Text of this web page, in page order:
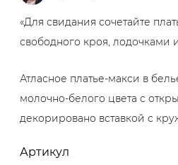
«Для свидания сочетайте
свободного кроя, лодочками
Атласное платье-макси в
молочно-белого цвета с
декорировано вставкой с
Артикул